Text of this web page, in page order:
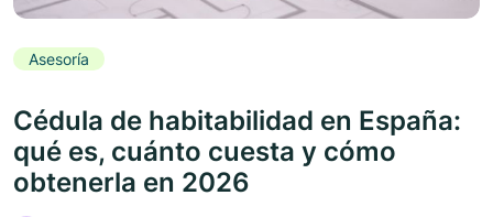
Asesoría
Cédula de habitabilidad en España:
qué es, cuánto cuesta y cómo
obtenerla en 2026